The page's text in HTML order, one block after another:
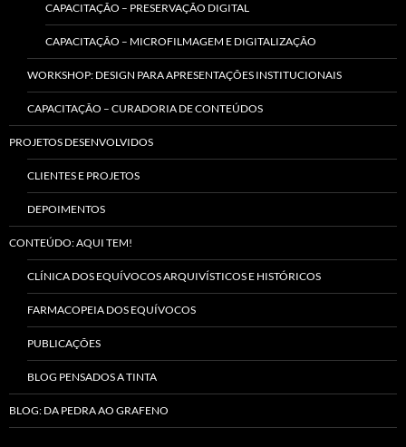
CAPACITAÇÃO – PRESERVAÇÃO DIGITAL
CAPACITAÇÃO – MICROFILMAGEM E DIGITALIZAÇÃO
WORKSHOP: DESIGN PARA APRESENTAÇÕES INSTITUCIONAIS
CAPACITAÇÃO – CURADORIA DE CONTEÚDOS
PROJETOS DESENVOLVIDOS
CLIENTES E PROJETOS
DEPOIMENTOS
CONTEÚDO: AQUI TEM!
CLÍNICA DOS EQUÍVOCOS ARQUIVÍSTICOS E HISTÓRICOS
FARMACOPEIA DOS EQUÍVOCOS
PUBLICAÇÕES
BLOG PENSADOS A TINTA
BLOG: DA PEDRA AO GRAFENO